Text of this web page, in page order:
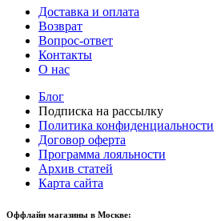
Доставка и оплата
Возврат
Вопрос-ответ
Контакты
О нас
Блог
Подписка на рассылку
Политика конфиденциальности
Договор оферта
Программа лояльности
Архив статей
Карта сайта
Оффлайн магазины в Москве: